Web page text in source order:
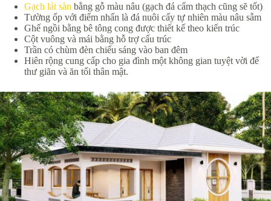
Gạch lát sàn bằng gỗ màu nâu (gạch đá cẩm thạch cũng sẽ tốt)
Tường ốp với điểm nhấn là đá nuôi cấy tự nhiên màu nâu sẫm
Ghế ngồi bằng bê tông cong được thiết kế theo kiến ​​trúc
Cột vuông và mái bằng hỗ trợ cấu trúc
Trần có chùm đèn chiếu sáng vào ban đêm
Hiên rộng cung cấp cho gia đình một không gian tuyệt vời để
thư giãn và ăn tối thân mật.